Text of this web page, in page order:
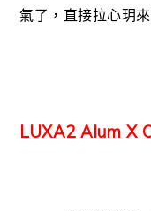
氣了，直接拉心玥
LUXA2 Alum X